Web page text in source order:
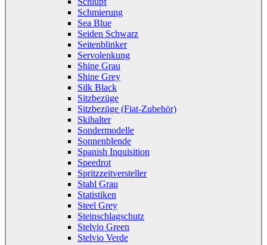
Schmierung
Sea Blue
Seiden Schwarz
Seitenblinker
Servolenkung
Shine Grau
Shine Grey
Silk Black
Sitzbezüge
Sitzbezüge (Fiat-Zubehör)
Skihalter
Sondermodelle
Sonnenblende
Spanish Inquisition
Speedrot
Spritzzeitversteller
Stahl Grau
Statistiken
Steel Grey
Steinschlagschutz
Stelvio Green
Stelvio Verde